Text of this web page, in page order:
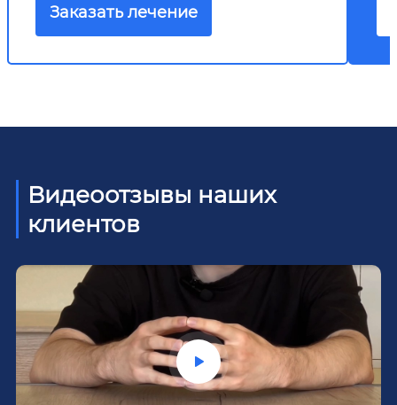
Заказать лечение
Видеоотзывы наших
клиентов